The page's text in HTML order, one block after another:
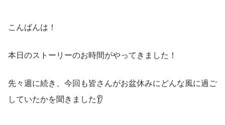
こんばんは！
本日のストーリーのお時間がやってきました！
先々週に続き、今回も皆さんがお盆休みにどんな風に過ご
していたかを聞きました👂